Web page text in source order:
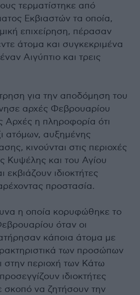
τερματίστηκε από
Εκβιαστών τα οποία,
επιχείρηση, πέρασαν
άτομα και συγκεκριμένα
Αιγύπτιο και τρεις
για την αποδόμηση του
αρχές Φεβρουαρίου
Αρχές η πληροφορία ότι
ατόμων, αυξημένης
κινούνται στις περιοχές
Κυψέλης και του Αγίου
εκβιάζουν ιδιοκτήτες
προστασία.
η οποία κορυφώθηκε το
όταν οι
κάποια άτομα με
των προσώπων
στην περιοχή των Κάτω
ιδιοκτήτες
σκοπό να ζητήσουν την